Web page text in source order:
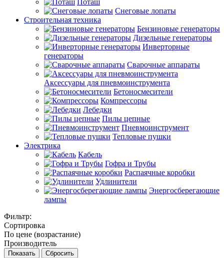
Поташ
Снеговые лопаты
Строительная техника
Бензиновые генераторы
Дизельные генераторы
Инверторные
генераторы
Сварочные аппараты
Аксессуары для пневмоинструмента
Бетоносмесители
Компрессоры
Лебедки
Пилы цепные
Пневмоинструмент
Тепловые пушки
Электрика
Кабель
Гофра и Трубы
Распаячные коробки
Удлинители
Энергосберегающие
лампы
Фильтр:
Сортировка
По цене (возрастание)
Производитель
Показать Сбросить